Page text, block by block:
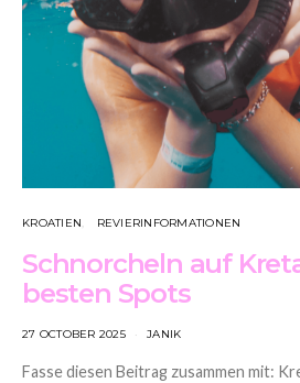
KROATIEN REVIERINFORMATIONEN
Schnorcheln auf
besten Spots
27 OCTOBER 2025 JANIK
Fasse diesen Beitrag zusammen mit: